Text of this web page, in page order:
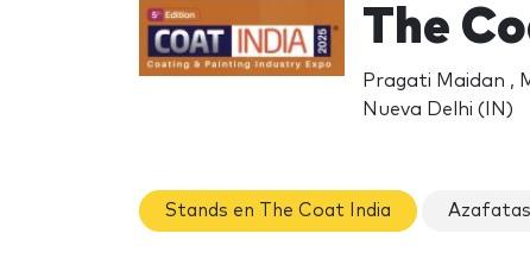
The
Pragati Maidan ,
Nueva Delhi (IN)
Stands en The Coat India